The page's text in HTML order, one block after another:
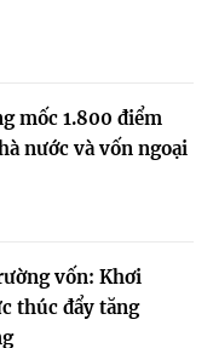
mốc 1.800 điểm
nước và vốn ngoại
vốn: Khơi
thúc đẩy tăng